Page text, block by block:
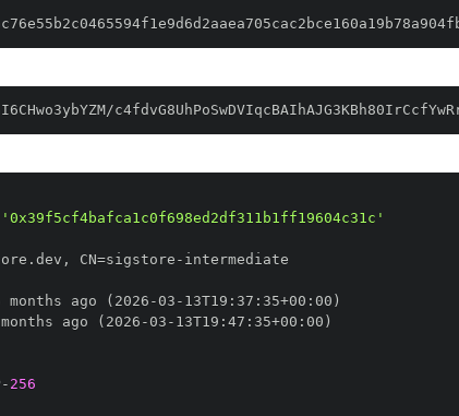
'0x39f5cf4bafca1c0f698ed2df311b1ff19604c31c'
, CN=sigstore -
months ago (2026-03 - 13T19 : 37 : 35+00 :
ago (2026-03 - 13T19 : 47 : 35+00 :
- 256